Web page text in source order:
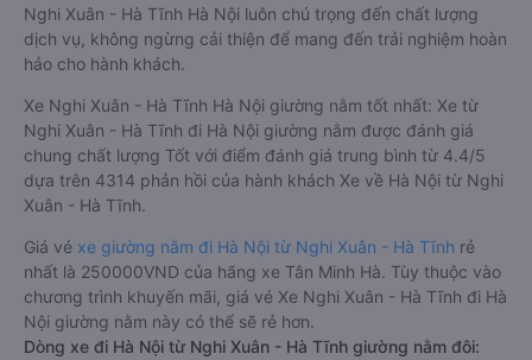
Nghi Xuân - Hà Tĩnh Hà Nội luôn chú trọng đến chất lượng
dịch vụ, không ngừng cải thiện để mang đến trải nghiệm hoàn
hảo cho hành khách.
Xe Nghi Xuân - Hà Tĩnh Hà Nội giường nằm tốt nhất: Xe từ
Nghi Xuân - Hà Tĩnh đi Hà Nội giường nằm được đánh giá
chung chất lượng Tốt với điểm đánh giá trung bình từ 4.4/5
dựa trên 4314 phản hồi của hành khách Xe về Hà Nội từ Nghi
Xuân - Hà Tĩnh.
Giá vé xe giường nằm đi Hà Nội từ Nghi Xuân - Hà Tĩnh rẻ
nhất là 250000VND của hãng xe Tân Minh Hà. Tùy thuộc vào
chương trình khuyến mãi, giá vé Xe Nghi Xuân - Hà Tĩnh đi Hà
Nội giường nằm này có thể sẽ rẻ hơn.
Dòng xe đi Hà Nội từ Nghi Xuân - Hà Tĩnh giường nằm đôi: